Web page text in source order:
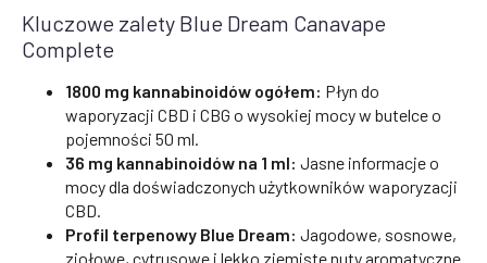
Kluczowe zalety Blue Dream Canavape
Complete
1800 mg kannabinoidów ogółem: Płyn do
waporyzacji CBD i CBG o wysokiej mocy w butelce o
pojemności 50 ml.
36 mg kannabinoidów na 1 ml: Jasne informacje o
mocy dla doświadczonych użytkowników waporyzacji
CBD.
Profil terpenowy Blue Dream: Jagodowe, sosnowe,
ziołowe, cytrusowe i lekko ziemiste nuty aromatyczne.